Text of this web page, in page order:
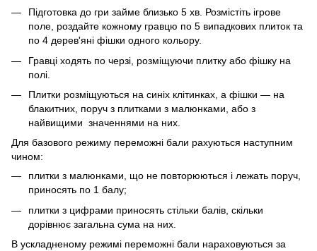
Підготовка до гри займе близько 5 хв. Розмістіть ігрове
поле, роздайте кожному гравцю по 5 випадкових плиток та
по 4 дерев'яні фішки одного кольору.
Гравці ходять по черзі, розміщуючи плитку або фішку на
полі.
Плитки розміщуються на синіх клітинках, а фішки — на
блакитних, поруч з плитками з малюнками, або з
найвищими значеннями на них.
Для базового режиму переможні бали рахуються наступним
чином:
плитки з малюнками, що не повторюються і лежать поруч,
приносять по 1 балу;
плитки з цифрами приносять стільки балів, скільки
дорівнює загальна сума на них.
В ускладненому режимі переможні бали нараховуються за